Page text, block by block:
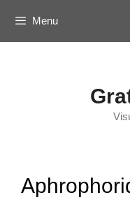
content
Menu